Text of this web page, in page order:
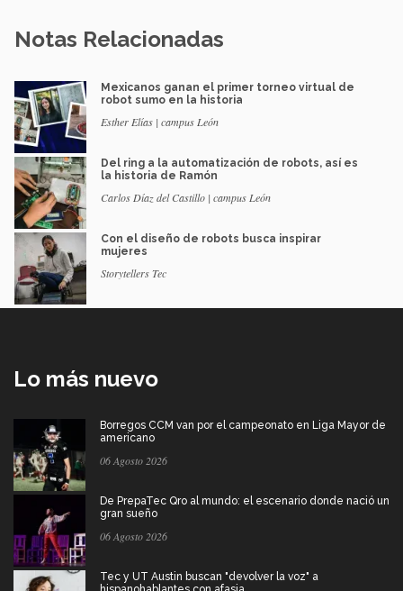
Notas Relacionadas
Mexicanos ganan el primer torneo virtual de
robot sumo en la historia
Esther Elías | campus León
Del ring a la automatización de robots, así es
la historia de Ramón
Carlos Díaz del Castillo | campus León
Con el diseño de robots busca inspirar
mujeres
Storytellers Tec
Lo más nuevo
Borregos CCM van por el campeonato en Liga Mayor de
americano
06 Agosto 2026
De PrepaTec Qro al mundo: el escenario donde nació un
gran sueño
06 Agosto 2026
Tec y UT Austin buscan "devolver la voz" a